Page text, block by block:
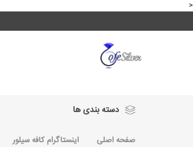
<
دسته بندی ها
صفحه اصلی اینستاگرام کافه سیلور